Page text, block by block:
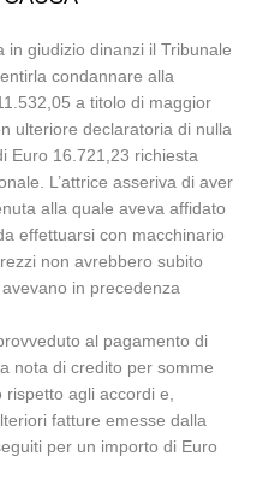
in giudizio dinanzi il Tribunale
condannare alla
a titolo di maggior
ulteriore declaratoria di nulla
Euro 16.721,23 richiesta
L’attrice asseriva di aver
alla quale aveva affidato
effettuarsi con macchinario
non avrebbero subito
in precedenza
al pagamento di
nota di credito per somme
agli accordi e,
fatture emesse dalla
per un importo di Euro